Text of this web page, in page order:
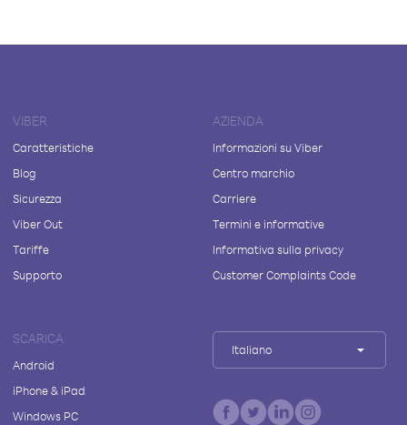
VIBER
Caratteristiche
Blog
Sicurezza
Viber Out
Tariffe
Supporto
AZIENDA
Informazioni su Viber
Centro marchio
Carriere
Termini e informative
Informativa sulla privacy
Customer Complaints Code
SCARICA
Android
iPhone & iPad
Windows PC
Italiano